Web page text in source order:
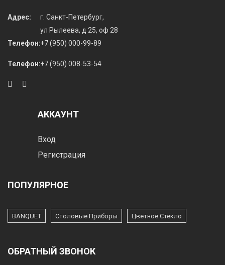
Адрес:
г. Санкт-Петербург,
ул Рылеева, д 25, оф 28
Телефон:+7 (950) 000-99-89
Телефон:+7 (950) 008-53-54
АККАУНТ
Вход
Регистрация
ПОПУЛЯРНОЕ
BANQUET Столовые Приборы Цветное Стекло
ОБРАТНЫЙ ЗВОНОК